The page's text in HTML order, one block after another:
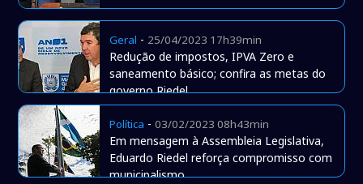
Geral - 25/04/2023 17h39min
Redução de impostos, IPVA Zero e
saneamento básico; confira as metas do
governo Riedel
Política -03/02/2023 08h43min
Em mensagem à Assembleia Legislativa,
Eduardo Riedel reforça compromisso com
municipalismo